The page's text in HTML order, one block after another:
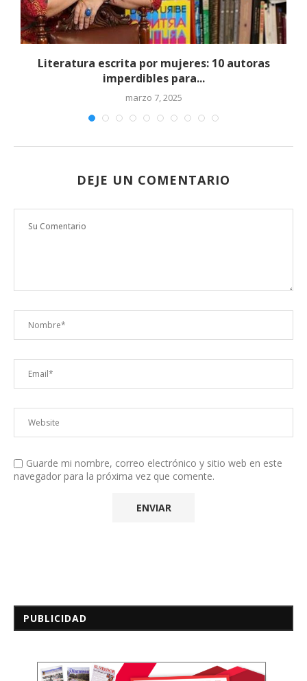
Literatura escrita por mujeres: 10 autoras
imperdibles para...
marzo 7, 2025
DEJE UN COMENTARIO
Guarde mi nombre, correo electrónico y sitio web en este
navegador para la próxima vez que comente.
PUBLICIDAD